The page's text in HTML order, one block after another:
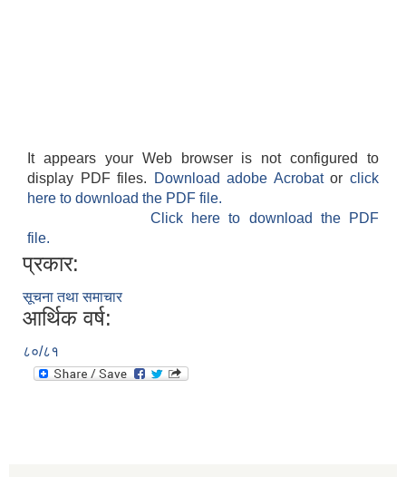
It appears your Web browser is not configured to
display PDF files.
Download adobe Acrobatorclick
here to download the PDF file.
Click here to download the PDF
file.
प्रकार:
सूचना तथा समाचार
आर्थिक वर्ष:
८०/८१